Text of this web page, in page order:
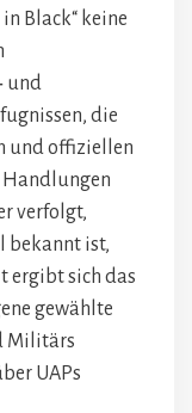
Black“ keine
und
die
und offiziellen
Handlungen
verfolgt,
bekannt ist,
ergibt sich das
gewählte
Militärs
UAPs